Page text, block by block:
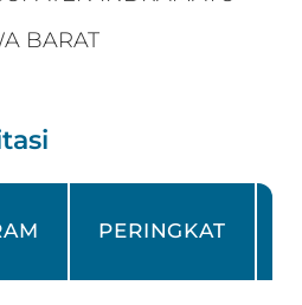
BARAT
PERINGKAT